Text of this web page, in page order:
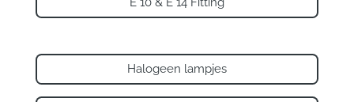
Halogeen lampjes